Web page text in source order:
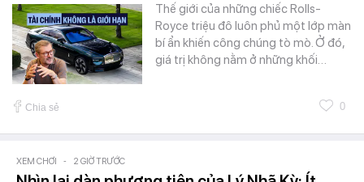
Thế giới của những chiếc Rolls-
Royce triệu đô luôn phủ một lớp màn
bí ẩn khiến công chúng tò mò. Ở đó,
giá trị không nằm ở những khối…
Chia sẻ 0
XEM CHƠI - 2 GIỜ TRƯỚC